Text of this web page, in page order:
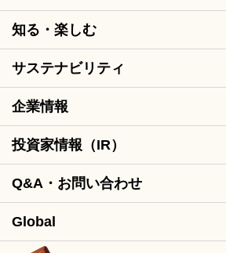
知る・楽しむ
サステナビリティ
企業情報
投資家情報（IR）
Q&A・お問い合わせ
Global